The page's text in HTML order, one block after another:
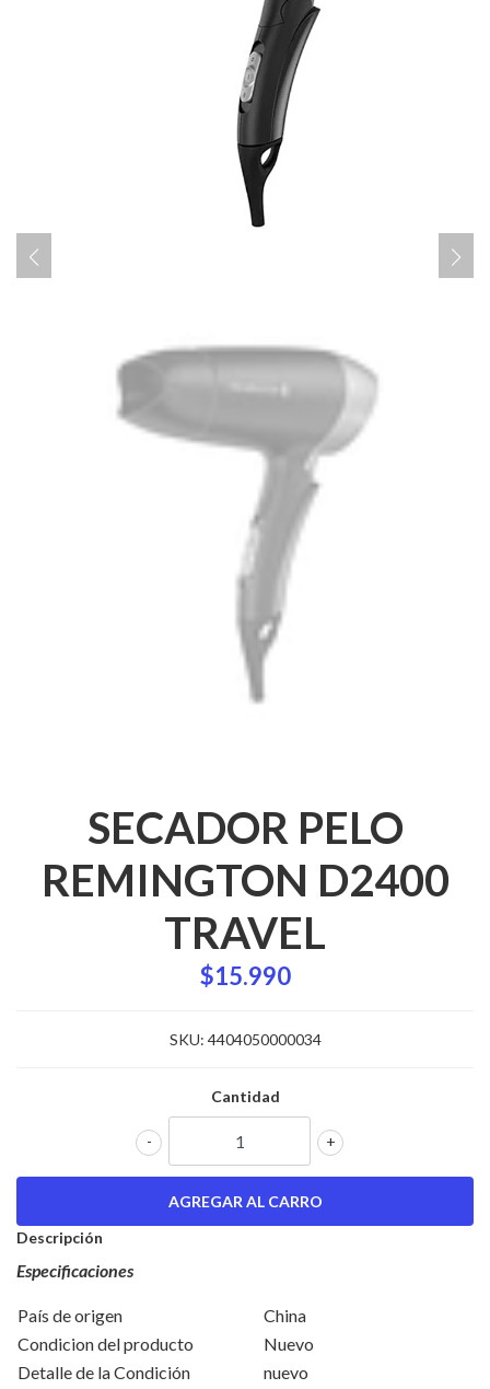
SECADOR PELO
REMINGTON D2400
TRAVEL
$15.990
SKU: 4404050000034
Cantidad
+
-
Descripción
Especificaciones
País de origen
China
Condicion del producto
Nuevo
Detalle de la Condición
nuevo